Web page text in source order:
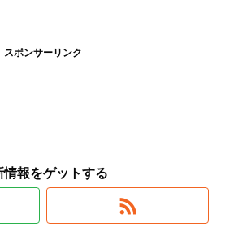
スポンサーリンク
情報をゲットする